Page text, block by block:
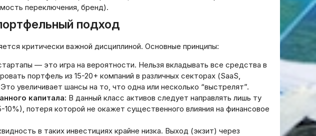
переключения, бренд).
подход
критически важной дисциплиной. Основные принципы:
— это игра на вероятности. Нельзя вкладывать все средства в
портфель из 15-20+ компаний в различных секторах (SaaS,
увеличивает шансы на то, что одна или несколько “выстрелят”.
капитала: В данный класс активов следует направлять лишь ту
10%), потеря которой не окажет существенного влияния на финансовое
в таких инвестициях крайне низка. Выход (экзит) через